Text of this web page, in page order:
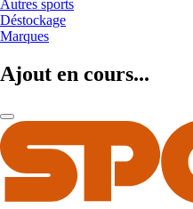
Autres sports
Déstockage
Marques
Ajout en cours...